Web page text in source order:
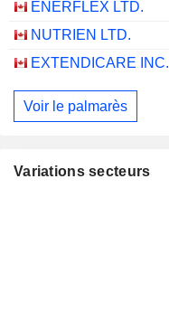
ENERFLEX LTD.
NUTRIEN LTD.
EXTENDICARE INC.
Voir le palmarès
Variations secteurs